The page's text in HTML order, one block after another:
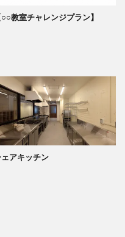
○○教室チャレンジプラン】
ェアキッチン